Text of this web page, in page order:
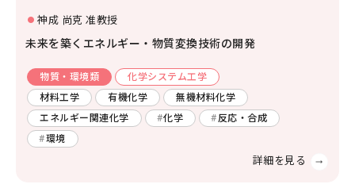
神成 尚克 准教授
未来を築くエネルギー・物質変換技術の開発
物質・環境類
化学システム工学
材料工学
有機化学
無機材料化学
エネルギー関連化学
化学
反応・合成
環境